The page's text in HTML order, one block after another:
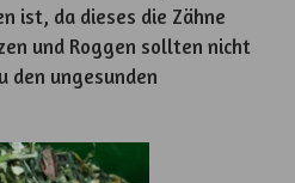
ist, da dieses die Zähne
und Roggen sollten nicht
den ungesunden